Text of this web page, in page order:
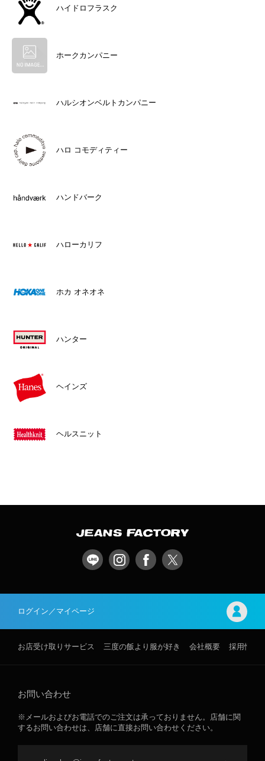
ハイドロフラスク
ホークカンパニー
ハルシオンベルトカンパニー
ハロ コモディティー
ハンドバーク
ハローカリフ
ホカ オネオネ
ハンター
ヘインズ
ヘルスニット
ログイン／マイページ
お店受け取りサービス 三度の飯より服が好き 会社概要 採用情報
お問い合わせ
※メールおよびお電話でのご注文は承っておりません。店舗に関
するお問い合わせは、店舗に直接お問い合わせください。